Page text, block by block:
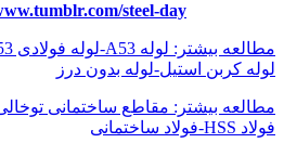
steel-day
لوله کربن استیل-لوله بدون درز
فولاد HSS-فولاد ساختمانی